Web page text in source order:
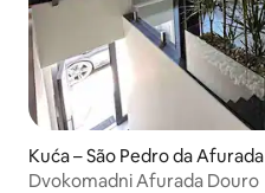
Kuća – São Pedro da Afurada
Dvokomadni Afurada Douro